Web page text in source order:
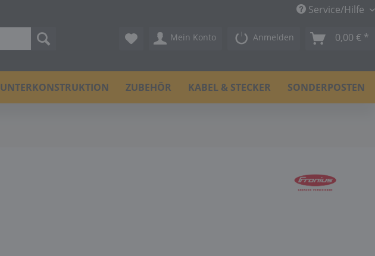
Service/Hilfe
Mein Konto Anmelden 0,00 € *
UNTERKONSTRUKTION ZUBEHÖR KABEL & STECKER SONDERPOSTEN